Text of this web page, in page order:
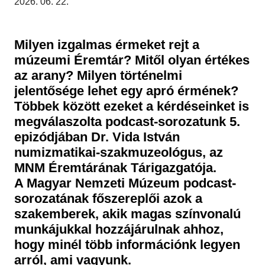
Régészet
Közérdekű adatok
Éremtár
Adattár
Központi Könyvtár
Milyen izgalmas érmeket rejt a
múzeumi Éremtár? Mitől olyan értékes
az arany? Milyen történelmi
jelentősége lehet egy apró érmének?
Többek között ezeket a kérdéseinket is
megválaszolta podcast-sorozatunk 5.
epizódjában Dr. Vida István
numizmatikai-szakmuzeológus, az
MNM Éremtárának Tárigazgatója.
A Magyar Nemzeti Múzeum podcast-
sorozatának főszereplői azok a
szakemberek, akik magas színvonalú
munkájukkal hozzájárulnak ahhoz,
hogy minél több információnk legyen
arról, ami vagyunk.